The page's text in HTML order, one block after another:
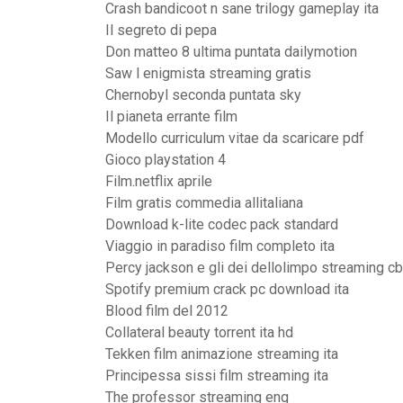
Crash bandicoot n sane trilogy gameplay ita
Il segreto di pepa
Don matteo 8 ultima puntata dailymotion
Saw l enigmista streaming gratis
Chernobyl seconda puntata sky
Il pianeta errante film
Modello curriculum vitae da scaricare pdf
Gioco playstation 4
Film.netflix aprile
Film gratis commedia allitaliana
Download k-lite codec pack standard
Viaggio in paradiso film completo ita
Percy jackson e gli dei dellolimpo streaming
Spotify premium crack pc download ita
Blood film del 2012
Collateral beauty torrent ita hd
Tekken film animazione streaming ita
Principessa sissi film streaming ita
The professor streaming eng